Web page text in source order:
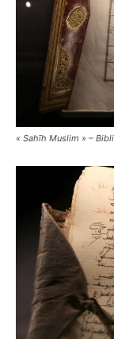
« Sahīh Muslim » –